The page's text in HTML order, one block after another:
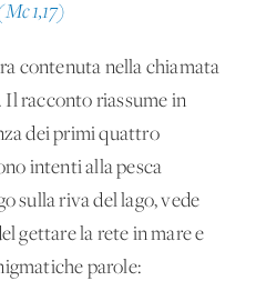
1,17)
contenuta nella chiamata
Il racconto riassume in
dei primi quattro
intenti alla pesca
sulla riva del lago, vede
gettare la rete in mare e
parole: